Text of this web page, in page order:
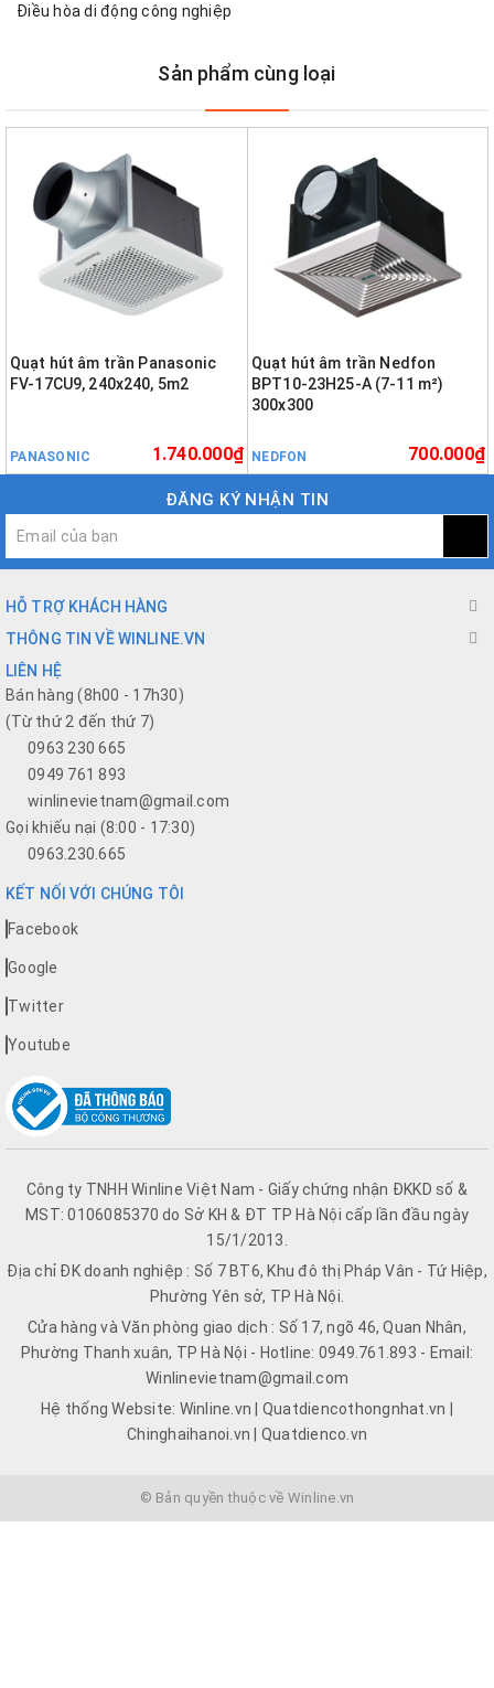
Điều hòa di động công nghiệp
Sản phẩm cùng loại
Quạt hút âm trần Panasonic
FV-17CU9, 240x240, 5m2
PANASONIC 1.740.000₫
Quạt hút âm trần Nedfon
BPT10-23H25-A (7-11 m²)
300x300
NEDFON 700.000₫
ĐĂNG KÝ NHẬN TIN
HỖ TRỢ KHÁCH HÀNG
THÔNG TIN VỀ WINLINE.VN
LIÊN HỆ
Bán hàng (8h00 - 17h30)
(Từ thứ 2 đến thứ 7)
0963 230 665
0949 761 893
winlinevietnam@gmail.com
Gọi khiếu nại (8:00 - 17:30)
0963.230.665
KẾT NỐI VỚI CHÚNG TÔI
Facebook
Google
Twitter
Youtube
Công ty TNHH Winline Việt Nam - Giấy chứng nhận ĐKKD số &
MST: 0106085370 do Sở KH & ĐT TP Hà Nội cấp lần đầu ngày
15/1/2013.
Địa chỉ ĐK doanh nghiệp : Số 7 BT6, Khu đô thị Pháp Vân - Tứ Hiệp,
Phường Yên sở, TP Hà Nội.
Cửa hàng và Văn phòng giao dịch : Số 17, ngõ 46, Quan Nhân,
Phường Thanh xuân, TP Hà Nội - Hotline: 0949.761.893 - Email:
Winlinevietnam@gmail.com
Hệ thống Website: Winline.vn | Quatdiencothongnhat.vn |
Chinghaihanoi.vn | Quatdienco.vn
© Bản quyền thuộc về Winline.vn